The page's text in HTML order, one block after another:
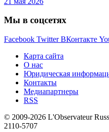
Мы в соцсетях
Facebook Twitter ВКонтакте
Карта сайта
О нас
Юридическая
Контакты
Медиапартнеры
RSS
© 2009-2026 L'Observateur
2110-5707